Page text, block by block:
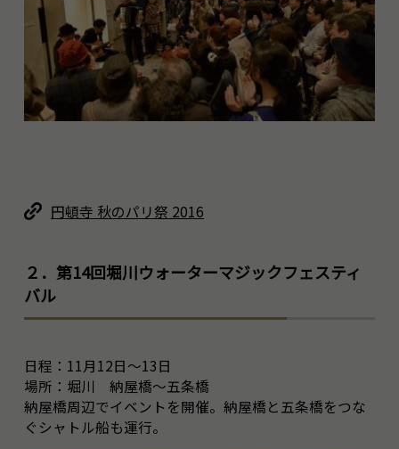
円頓寺 秋のパリ祭 2016
２．第14回堀川ウォーターマジックフェスティ
バル
日程：11月12日～13日
場所：堀川 納屋橋～五条橋
納屋橋周辺でイベントを開催。納屋橋と五条橋をつな
ぐシャトル船も運行。